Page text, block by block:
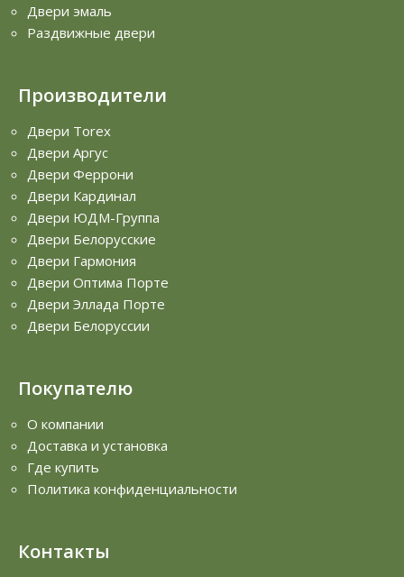
Двери эмаль
Раздвижные двери
Производители
Двери Torex
Двери Аргус
Двери Феррони
Двери Кардинал
Двери ЮДМ-Группа
Двери Белорусские
Двери Гармония
Двери Оптима Порте
Двери Эллада Порте
Двери Белоруссии
Покупателю
О компании
Доставка и установка
Где купить
Политика конфиденциальности
Контакты